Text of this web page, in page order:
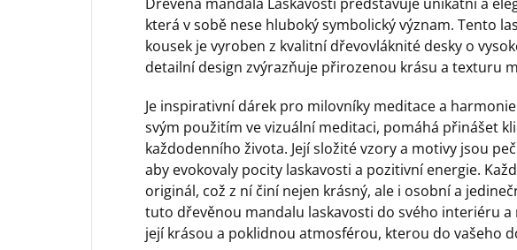
která v sobě nese hluboký symbolický význam. Tento
kousek je vyroben z kvalitní dřevovláknité desky o
detailní design zvýrazňuje přirozenou krásu a texturu
Je inspirativní dárek pro milovníky meditace a
svým použitím ve vizuální meditaci, pomáhá přinášet
každodenního života. Její složité vzory a motivy jsou
aby evokovaly pocity laskavosti a pozitivní energie.
originál, což z ní činí nejen krásný, ale i osobní a
tuto dřevěnou mandalu laskavosti do svého interiéru a
její krásou a poklidnou atmosférou, kterou do vašeho